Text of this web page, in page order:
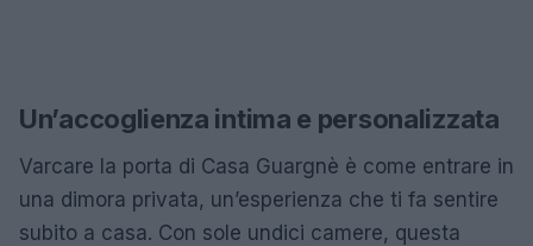
Un’accoglienza intima e personalizzata
Varcare la porta di Casa Guargnè è come entrare in
una dimora privata, un’esperienza che ti fa sentire
subito a casa. Con sole undici camere, questa